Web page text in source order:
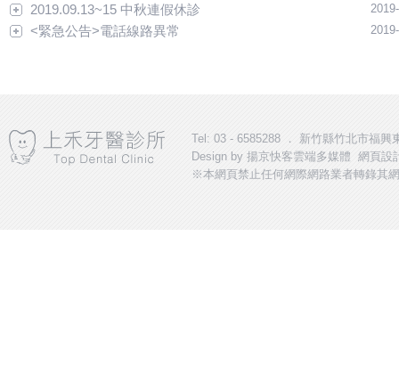
2019.09.13~15 中秋連假休診
<緊急公告>電話線路異常
Tel: 03 - 6585288 ． 新竹縣竹北市福興
Design by 揚京快客雲端多媒體 網頁設
※本網頁禁止任何網際網路業者轉錄其